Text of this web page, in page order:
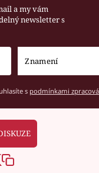
a my vám
newsletter s
s podmínkami